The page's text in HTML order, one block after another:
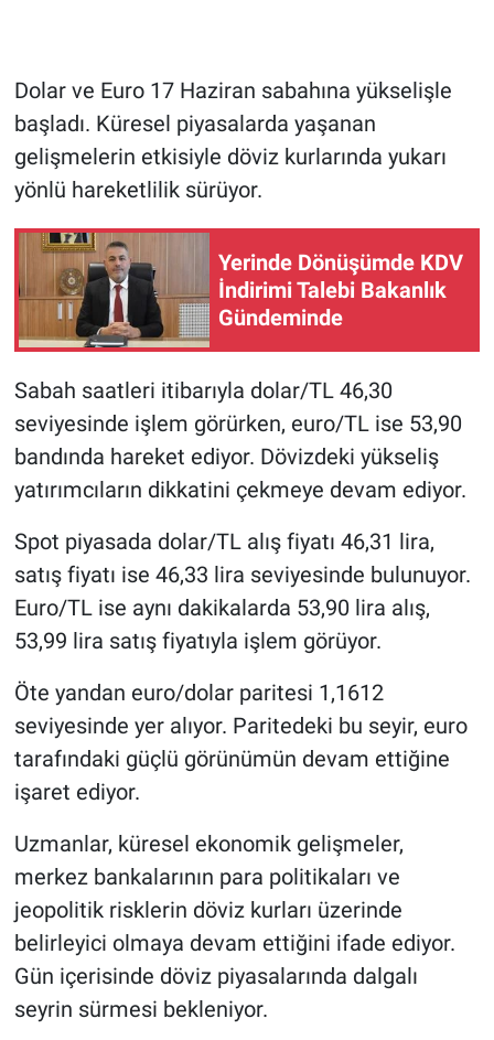
Dolar ve Euro 17 Haziran sabahına yükselişle
başladı. Küresel piyasalarda yaşanan
gelişmelerin etkisiyle döviz kurlarında yukarı
yönlü hareketlilik sürüyor.
Yerinde Dönüşümde KDV
İndirimi Talebi Bakanlık
Gündeminde
Sabah saatleri itibarıyla dolar/TL 46,30
seviyesinde işlem görürken, euro/TL ise 53,90
bandında hareket ediyor. Dövizdeki yükseliş
yatırımcıların dikkatini çekmeye devam ediyor.
Spot piyasada dolar/TL alış fiyatı 46,31 lira,
satış fiyatı ise 46,33 lira seviyesinde bulunuyor.
Euro/TL ise aynı dakikalarda 53,90 lira alış,
53,99 lira satış fiyatıyla işlem görüyor.
Öte yandan euro/dolar paritesi 1,1612
seviyesinde yer alıyor. Paritedeki bu seyir, euro
tarafındaki güçlü görünümün devam ettiğine
işaret ediyor.
Uzmanlar, küresel ekonomik gelişmeler,
merkez bankalarının para politikaları ve
jeopolitik risklerin döviz kurları üzerinde
belirleyici olmaya devam ettiğini ifade ediyor.
Gün içerisinde döviz piyasalarında dalgalı
seyrin sürmesi bekleniyor.